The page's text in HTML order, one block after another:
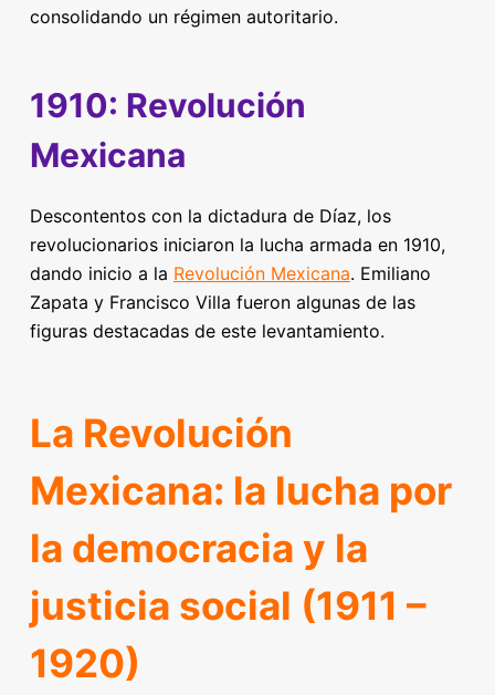
consolidando un régimen autoritario.
1910: Revolución
Mexicana
Descontentos con la dictadura de Díaz, los
revolucionarios iniciaron la lucha armada en 1910,
dando inicio a la Revolución Mexicana. Emiliano
Zapata y Francisco Villa fueron algunas de las
figuras destacadas de este levantamiento.
La Revolución
Mexicana: la lucha por
la democracia y la
justicia social (1911 –
1920)